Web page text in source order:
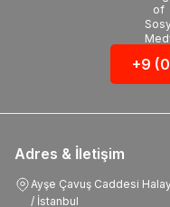
+9
Adres & İletişim
Ayşe Çavuş Caddesi
/ İstanbul